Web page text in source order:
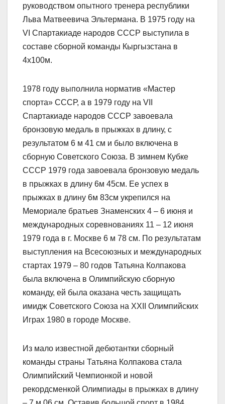
руководством опытного тренера республики
Льва Матвеевича Эльтермана. В 1975 году на
VI Спартакиаде народов СССР выступила в
составе сборной команды Кыргызстана в
4х100м.
1978 году выполнила норматив «Мастер
спорта» СССР, а в 1979 году на VII
Спартакиаде народов СССР завоевала
бронзовую медаль в прыжках в длину, с
результатом 6 м 41 см и было включена в
сборную Советского Союза. В зимнем Кубке
СССР 1979 года завоевала бронзовую медаль
в прыжках в длину 6м 45см. Ее успех в
прыжках в длину 6м 83см укрепился на
Мемориале братьев Знаменских 4 – 6 июня и
международных соревнованиях 11 – 12 июня
1979 года в г. Москве 6 м 78 см. По результатам
выступления на Всесоюзных и международных
стартах 1979 – 80 годов Татьяна Колпакова
была включена в Олимпийскую сборную
команду, ей была оказана честь защищать
имидж Советского Союза на XXII Олимпийских
Играх 1980 в городе Москве.
Из мало известной дебютантки сборный
команды страны Татьяна Колпакова стала
Олимпийский Чемпионкой и новой
рекордсменкой Олимпиады в прыжках в длину